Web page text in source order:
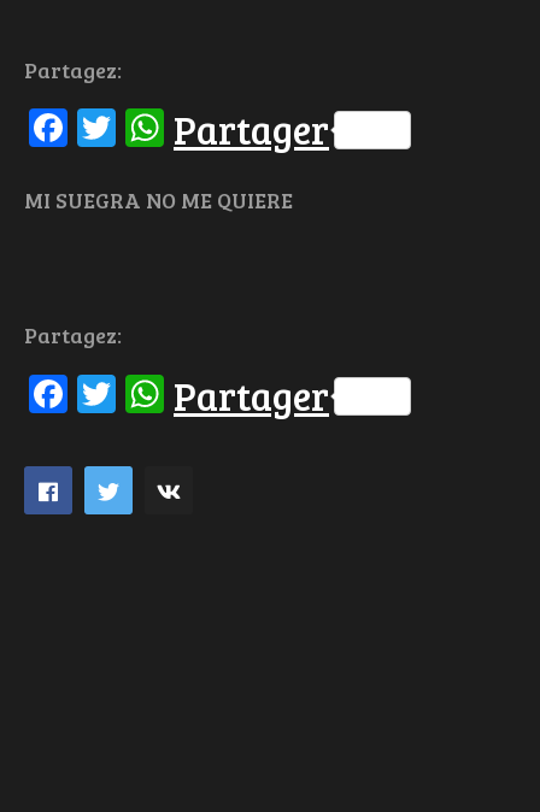
Partagez:
Facebook
Twitter
WhatsApp
Partager
MI SUEGRA NO ME QUIERE
Partagez:
Facebook
Twitter
WhatsApp
Partager